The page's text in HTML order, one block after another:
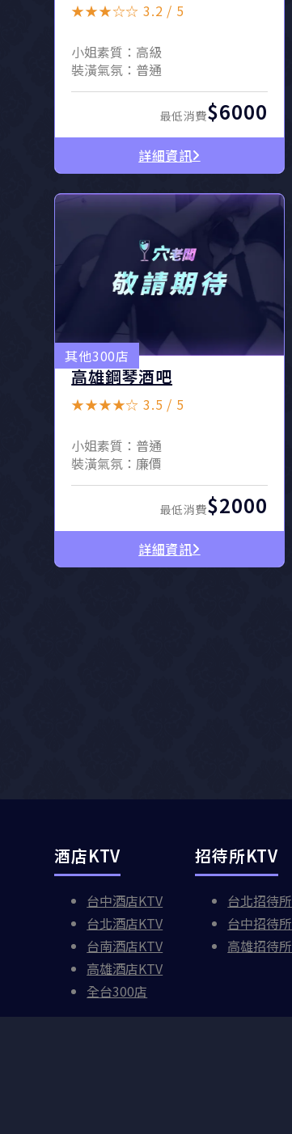
★★★☆☆ 3.2 / 5
小姐素質：高級
裝潢氣氛：普通
最低消費$6000
詳細資訊
其他300店
高雄鋼琴酒吧
★★★★☆ 3.5 / 5
小姐素質：普通
裝潢氣氛：廉價
最低消費$2000
詳細資訊
酒店KTV
台中酒店KTV
台北酒店KTV
台南酒店KTV
高雄酒店KTV
全台300店
招待所KTV
台北招待所
台中招待所
高雄招待所